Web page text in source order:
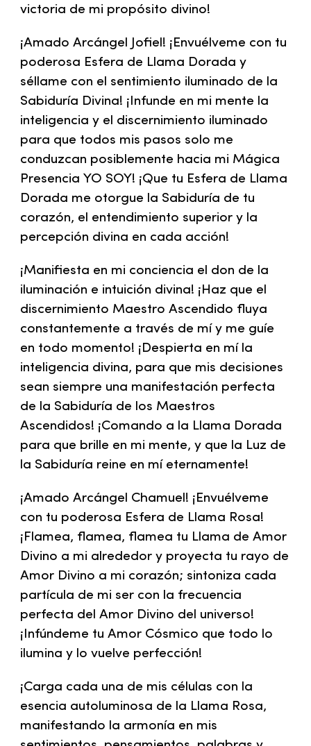
victoria de mi propósito divino!
¡Amado Arcángel Jofiel! ¡Envuélveme con tu
poderosa Esfera de Llama Dorada y
séllame con el sentimiento iluminado de la
Sabiduría Divina! ¡Infunde en mi mente la
inteligencia y el discernimiento iluminado
para que todos mis pasos solo me
conduzcan posiblemente hacia mi Mágica
Presencia YO SOY! ¡Que tu Esfera de Llama
Dorada me otorgue la Sabiduría de tu
corazón, el entendimiento superior y la
percepción divina en cada acción!
¡Manifiesta en mi conciencia el don de la
iluminación e intuición divina! ¡Haz que el
discernimiento Maestro Ascendido fluya
constantemente a través de mí y me guíe
en todo momento! ¡Despierta en mí la
inteligencia divina, para que mis decisiones
sean siempre una manifestación perfecta
de la Sabiduría de los Maestros
Ascendidos! ¡Comando a la Llama Dorada
para que brille en mi mente, y que la Luz de
la Sabiduría reine en mí eternamente!
¡Amado Arcángel Chamuel! ¡Envuélveme
con tu poderosa Esfera de Llama Rosa!
¡Flamea, flamea, flamea tu Llama de Amor
Divino a mi alrededor y proyecta tu rayo de
Amor Divino a mi corazón; sintoniza cada
partícula de mi ser con la frecuencia
perfecta del Amor Divino del universo!
¡Infúndeme tu Amor Cósmico que todo lo
ilumina y lo vuelve perfección!
¡Carga cada una de mis células con la
esencia autoluminosa de la Llama Rosa,
manifestando la armonía en mis